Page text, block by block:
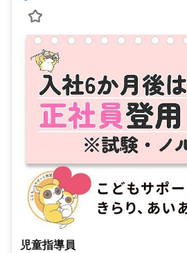
児童指導員